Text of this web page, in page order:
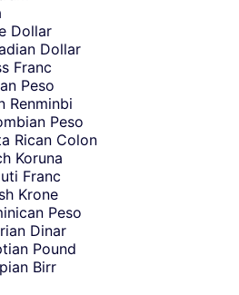
Dollar
Dollar
Franc
Peso
Renminbi
Peso
Rican Colon
Koruna
Franc
Krone
Peso
Dinar
Pound
Birr